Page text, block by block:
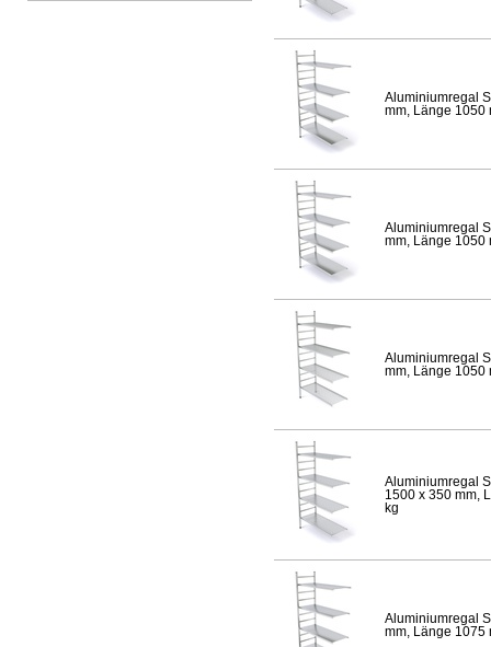
Aluminiumregal
mm, Länge 1050
Aluminiumregal
mm, Länge 1050
Aluminiumregal
mm, Länge 1050
Aluminiumregal
1500 x 350 mm,
kg
Aluminiumregal
mm, Länge 1075